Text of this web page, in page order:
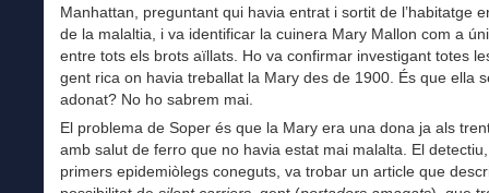
Manhattan, preguntant qui havia entrat i sortit de l’habitatge
de la malaltia, i va identificar la cuinera Mary Mallon com a
entre tots els brots aïllats. Ho va confirmar investigant totes
gent rica on havia treballat la Mary des de 1900. És que ella
adonat? No ho sabrem mai.
El problema de Soper és que la Mary era una dona ja als
amb salut de ferro que no havia estat mai malalta. El
primers epidemiòlegs coneguts, va trobar un article que